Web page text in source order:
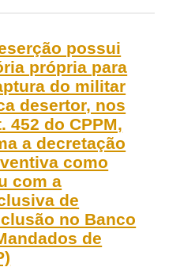
possui
própria para
do militar
desertor, nos
452 do CPPM,
a decretação
como
com a
de
no Banco
de